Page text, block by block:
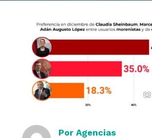
Por Agencias